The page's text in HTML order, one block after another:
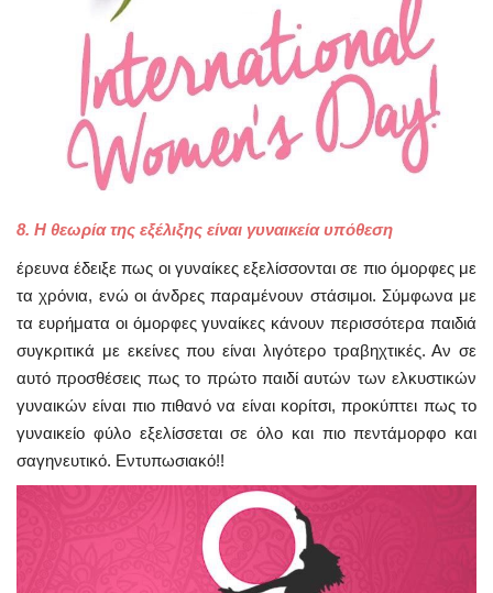
8. Η θεωρία της εξέλιξης είναι γυναικεία υπόθεση
έρευνα έδειξε πως οι γυναίκες εξελίσσονται σε πιο όμορφες με
τα χρόνια, ενώ οι άνδρες παραμένουν στάσιμοι. Σύμφωνα με
τα ευρήματα οι όμορφες γυναίκες κάνουν περισσότερα παιδιά
συγκριτικά με εκείνες που είναι λιγότερο τραβηχτικές. Αν σε
αυτό προσθέσεις πως το πρώτο παιδί αυτών των ελκυστικών
γυναικών είναι πιο πιθανό να είναι κορίτσι, προκύπτει πως το
γυναικείο φύλο εξελίσσεται σε όλο και πιο πεντάμορφο και
σαγηνευτικό. Εντυπωσιακό!!